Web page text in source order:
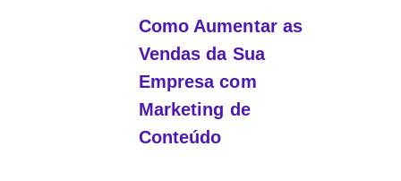
Como Aumentar as
Vendas da Sua
Empresa com
Marketing de
Conteúdo